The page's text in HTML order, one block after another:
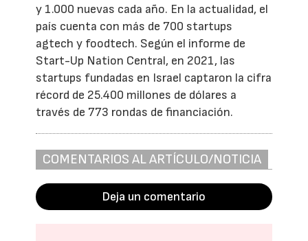
y 1.000 nuevas cada año. En la actualidad, el
país cuenta con más de 700 startups
agtech y foodtech. Según el informe de
Start-Up Nation Central, en 2021, las
startups fundadas en Israel captaron la cifra
récord de 25.400 millones de dólares a
través de 773 rondas de financiación.
COMENTARIOS AL ARTÍCULO/NOTICIA
Deja un comentario